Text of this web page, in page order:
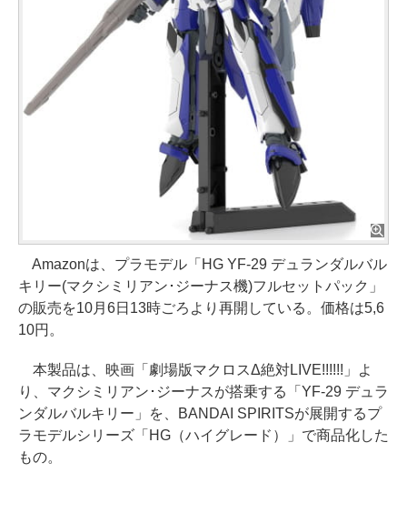
Amazonは、プラモデル「HG YF-29 デュランダルバル
キリー(マクシミリアン･ジーナス機)フルセットパック」
の販売を10月6日13時ごろより再開している。価格は5,6
10円。
本製品は、映画「劇場版マクロスΔ絶対LIVE!!!!!!」よ
り、マクシミリアン･ジーナスが搭乗する「YF-29 デュラ
ンダルバルキリー」を、BANDAI SPIRITSが展開するプ
ラモデルシリーズ「HG（ハイグレード）」で商品化した
もの。